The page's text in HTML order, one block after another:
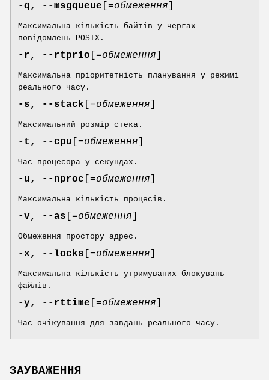
-q, --msgqueue [=обмеження
Максимальна кількість байтів у чергах
повідомлень POSIX.
-r, --rtprio [=обмеження
Максимальна пріоритетність планування у режимі
реального часу.
-s, --stack [=обмеження
Максимальний розмір стека.
-t, --cpu [=обмеження
Час процесора у секундах.
-u, --nproc [=обмеження
Максимальна кількість процесів.
-v, --as [=обмеження
Обмеження простору адрес.
-x, --locks [=обмеження
Максимальна кількість утримуваних блокувань
файлів.
-y, --rttime [=обмеження
Час очікування для завдань реального часу.
ЗАУВАЖЕННЯ